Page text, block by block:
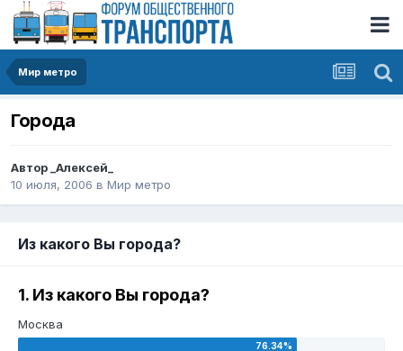
Мир метро
Города
Автор_Алексей_
10 июля, 2006 в Мир метро
Из какого Вы города?
1. Из какого Вы города?
Москва